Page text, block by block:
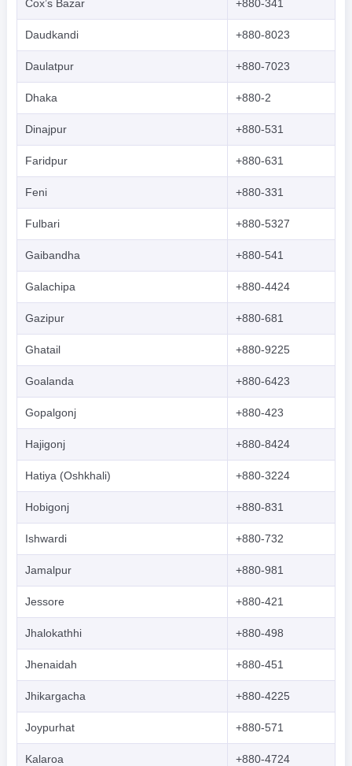
Cox’s Bazar +880-341
Daudkandi +880-8023
Daulatpur +880-7023
Dhaka +880-2
Dinajpur +880-531
Faridpur +880-631
Feni +880-331
Fulbari +880-5327
Gaibandha +880-541
Galachipa +880-4424
Gazipur +880-681
Ghatail +880-9225
Goalanda +880-6423
Gopalgonj +880-423
Hajigonj +880-8424
Hatiya (Oshkhali) +880-3224
Hobigonj +880-831
Ishwardi +880-732
Jamalpur +880-981
Jessore +880-421
Jhalokathhi +880-498
Jhenaidah +880-451
Jhikargacha +880-4225
Joypurhat +880-571
Kalaroa +880-4724